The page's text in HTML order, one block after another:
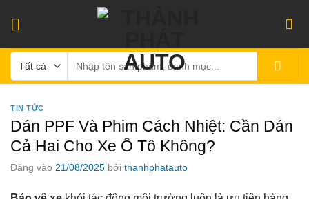
kiếm:
TIN TỨC
Dán PPF Và Phim Cách Nhiệt: Cần Dán
Cả Hai Cho Xe Ô Tô Không?
Đăng vào 21/08/2025 bởi thanhphatauto